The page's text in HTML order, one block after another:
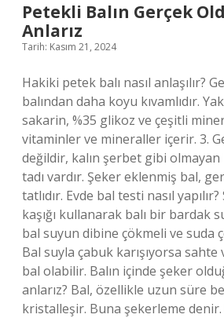
Petekli Balın Gerçek
Anlarız
Tarih: Kasım 21, 2024
Hakiki petek balı nasıl anlaşılır?
balından daha koyu kıvamlıdır.
sakarin, %35 glikoz ve çeşitli
vitaminler ve mineraller içerir. 3.
değildir, kalın şerbet gibi
tadı vardır. Şeker eklenmiş bal,
tatlıdır. Evde bal testi nasıl
kaşığı kullanarak balı bir bardak
bal suyun dibine çökmeli ve suda
Bal suyla çabuk karışıyorsa
bal olabilir. Balın içinde şeker
anlarız? Bal, özellikle uzun süre
kristalleşir. Buna şekerleme denir.